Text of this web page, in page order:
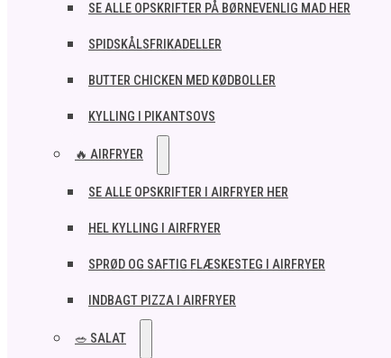
SE ALLE OPSKRIFTER PÅ BØRNEVENLIG MAD HER
SPIDSKÅLSFRIKADELLER
BUTTER CHICKEN MED KØDBOLLER
KYLLING I PIKANTSOVS
🔥 AIRFRYER
SE ALLE OPSKRIFTER I AIRFRYER HER
HEL KYLLING I AIRFRYER
SPRØD OG SAFTIG FLÆSKESTEG I AIRFRYER
INDBAGT PIZZA I AIRFRYER
🥗 SALAT